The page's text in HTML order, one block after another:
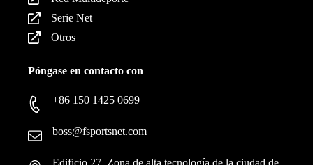
Serie Net
Otros
Póngase en contacto con
+86 150 1425 0699
boss@fsportsnet.com